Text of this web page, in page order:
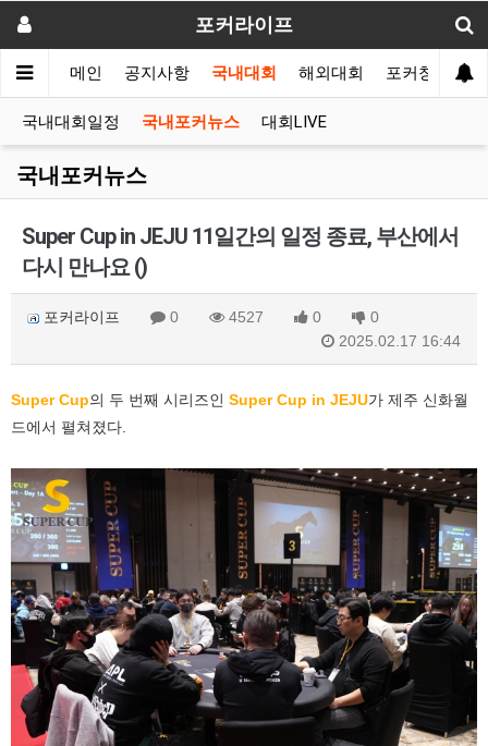
포커라이프
메인 공지사항 국내대회 해외대회 포커창고
국내대회일정 국내포커뉴스 대회LIVE
국내포커뉴스
Super Cup in JEJU 11일간의 일정 종료, 부산에서
다시 만나요 ()
포커라이프 0 4527 0
0
2025.02.17 16:44
Super Cup의 두 번째 시리즈인 Super Cup in JEJU가 제주 신화월
드에서 펼쳐졌다.